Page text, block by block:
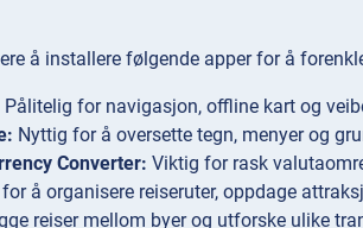
å installere følgende apper for å
Pålitelig for navigasjon, offline kart og
Nyttig for å oversette tegn, menyer og
Converter: Viktig for rask
å organisere reiseruter, oppdage
reiser mellom byer og utforske ulike